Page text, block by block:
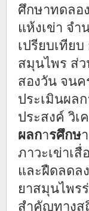
ศึกษาทดลอ
แห้งเข่า จ
เปรียบเทีย
สมุนไพร ส่ว
สองวัน จนค
ประเมินผล
ประสงค์ วิเ
ผลการศึกษ
ภาวะเข่าเ
และฝืดลดล
ยาสมุนไพร
สำคัญทางส